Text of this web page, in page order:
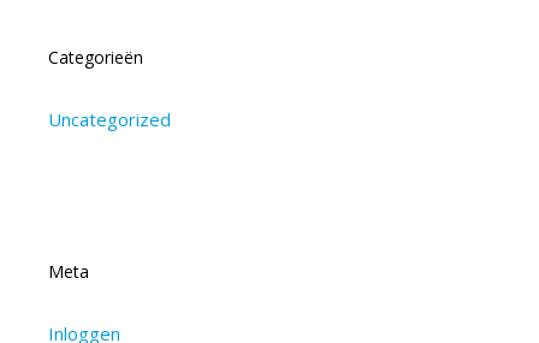
Categorieën
Uncategorized
Meta
Inloggen